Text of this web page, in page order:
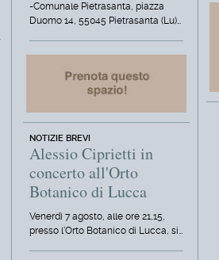
-Comunale Pietrasanta, piazza
Duomo 14, 55045 Pietrasanta (Lu)…
NOTIZIE BREVI
Alessio Ciprietti in
concerto all'Orto
Botanico di Lucca
Venerdì 7 agosto, alle ore 21,15,
presso l'Orto Botanico di Lucca, si…